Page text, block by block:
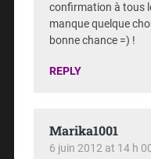
confirmation à tous
manque quelque
bonne chance =) !
REPLY
Marika1001
6 juin 2012 at 14 h